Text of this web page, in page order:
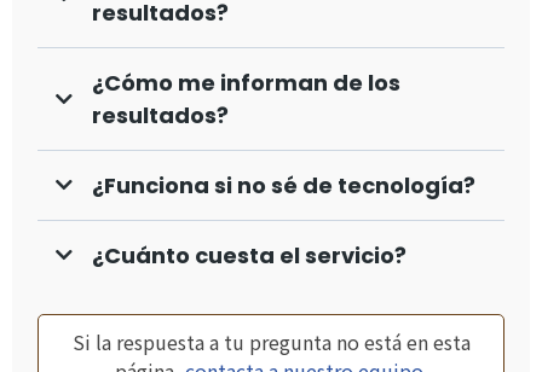
resultados?
¿Cómo me informan de los
resultados?
¿Funciona si no sé de tecnología?
¿Cuánto cuesta el servicio?
Si la respuesta a tu pregunta no está en esta